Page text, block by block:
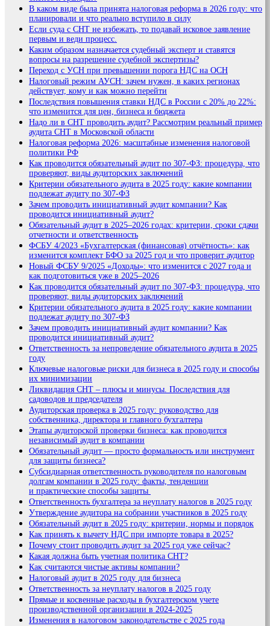
В каком виде была принята налоговая реформа в 2026 году: что
планировали и что реально вступило в силу
Если суда с СНТ не избежать, то подавай исковое заявление
первым и веди процесс.
Каким образом назначается судебный эксперт и ставятся
вопросы на разрешение судебной экспертизы?
Переход с УСН при превышении порога НДС на ОСН
Налоговый режим АУСН: зачем нужен, в каких регионах
действует, кому и как можно перейти
Последствия повышения ставки НДС в России с 20% до 22%:
что изменится для цен, бизнеса и бюджета
Надо ли в СНТ проводить аудит? Рассмотрим реальный пример
аудита СНТ в Московской области
Налоговая реформа 2026: масштабные изменения налоговой
политики РФ
Как проводится обязательный аудит по 307-ФЗ: процедура, что
проверяют, виды аудиторских заключений
Критерии обязательного аудита в 2025 году: какие компании
подлежат аудиту по 307-ФЗ
Зачем проводить инициативный аудит компании? Как
проводится инициативный аудит?
Обязательный аудит в 2025–2026 годах: критерии, сроки сдачи
отчетности и ответственность
ФСБУ 4/2023 «Бухгалтерская (финансовая) отчётность»: как
изменится комплект БФО за 2025 год и что проверит аудитор
Новый ФСБУ 9/2025 «Доходы»: что изменится с 2027 года и
как подготовиться уже в 2025–2026
Как проводится обязательный аудит по 307-ФЗ: процедура, что
проверяют, виды аудиторских заключений
Критерии обязательного аудита в 2025 году: какие компании
подлежат аудиту по 307-ФЗ
Зачем проводить инициативный аудит компании? Как
проводится инициативный аудит?
Ответственность за непроведение обязательного аудита в 2025
году
Ключевые налоговые риски для бизнеса в 2025 году и способы
их минимизации
Ликвидация СНТ – плюсы и минусы. Последствия для
садоводов и председателя
Аудиторская проверка в 2025 году: руководство для
собственника, директора и главного бухгалтера
Этапы аудиторской проверки бизнеса: как проводится
независимый аудит в компании
Обязательный аудит — просто формальность или инструмент
для защиты бизнеса?
Субсидиарная ответственность руководителя по налоговым
долгам компании в 2025 году: факты, тенденции
и практические способы защиты
Ответственность бухгалтера за неуплату налогов в 2025 году
Утверждение аудитора на собрании участников в 2025 году
Обязательный аудит в 2025 году: критерии, нормы и порядок
Как принять к вычету НДС при импорте товара в 2025?
Почему стоит проводить аудит за 2025 год уже сейчас?
Какая должна быть учетная политика СНТ?
Как считаются чистые активы компании?
Налоговый аудит в 2025 году для бизнеса
Ответственность за неуплату налогов в 2025 году
Прямые и косвенные расходы в бухгалтерском учете
производственной организации в 2024-2025
Изменения в налоговом законодательстве с 2025 года